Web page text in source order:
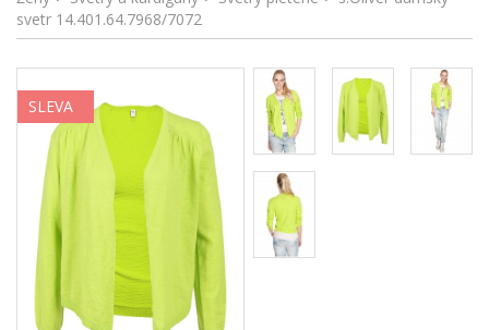
svetr 14.401.64.7968/7072
SLEVA